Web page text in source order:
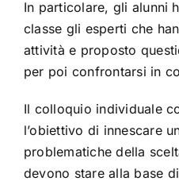
In particolare, gli alunni
classe gli esperti che
attività e proposto
per poi confrontarsi in
Il colloquio individuale
l’obiettivo di innescare
problematiche della
devono stare alla base